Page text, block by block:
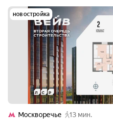
новостройка
Москворечье
13 мин.